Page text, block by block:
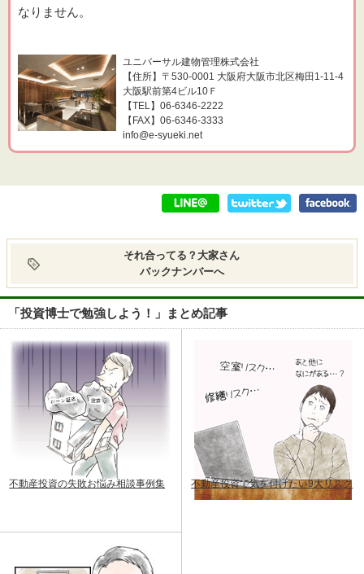
なりません。
ユニバーサル建物管理株式会社
【住所】〒530-0001 大阪府大阪市北区梅田1-11-4
大阪駅前第4ビル10Ｆ
【TEL】06-6346-2222
【FAX】06-6346-3333
info@e-syueki.net
それ合ってる？大家さん
バックナンバーへ
「投資博士で勉強しよう！」まとめ記事
不動産投資の失敗お悩み相談事例集 不動産投資で気を付けたい9大リスク